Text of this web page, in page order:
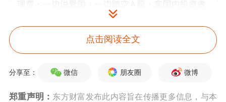
点击阅读全文
分享至： 微信 朋友圈 微博
郑重声明： 东方财富发布此内容旨在传播更多信息，与本